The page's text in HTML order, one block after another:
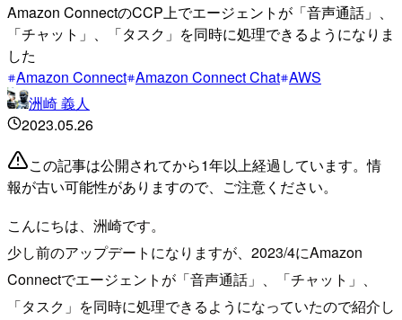
Amazon ConnectのCCP上でエージェントが「音声通話」、
「チャット」、「タスク」を同時に処理できるようになりま
した
Amazon Connect Amazon Connect Chat AWS
洲崎 義人
2023.05.26
この記事は公開されてから1年以上経過しています。情
報が古い可能性がありますので、ご注意ください。
こんにちは、洲崎です。
少し前のアップデートになりますが、2023/4にAmazon
Connectでエージェントが「音声通話」、「チャット」、
「タスク」を同時に処理できるようになっていたので紹介し